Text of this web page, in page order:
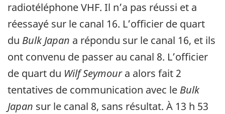
radiotéléphone VHF. Il n’a pas réussi et a
réessayé sur le canal 16. L’officier de quart
du Bulk Japan a répondu sur le canal 16, et ils
ont convenu de passer au canal 8. L’officier
de quart du Wilf Seymoura alors fait 2
tentatives de communication avec le Bulk
Japan sur le canal 8, sans résultat. À 13 h 53